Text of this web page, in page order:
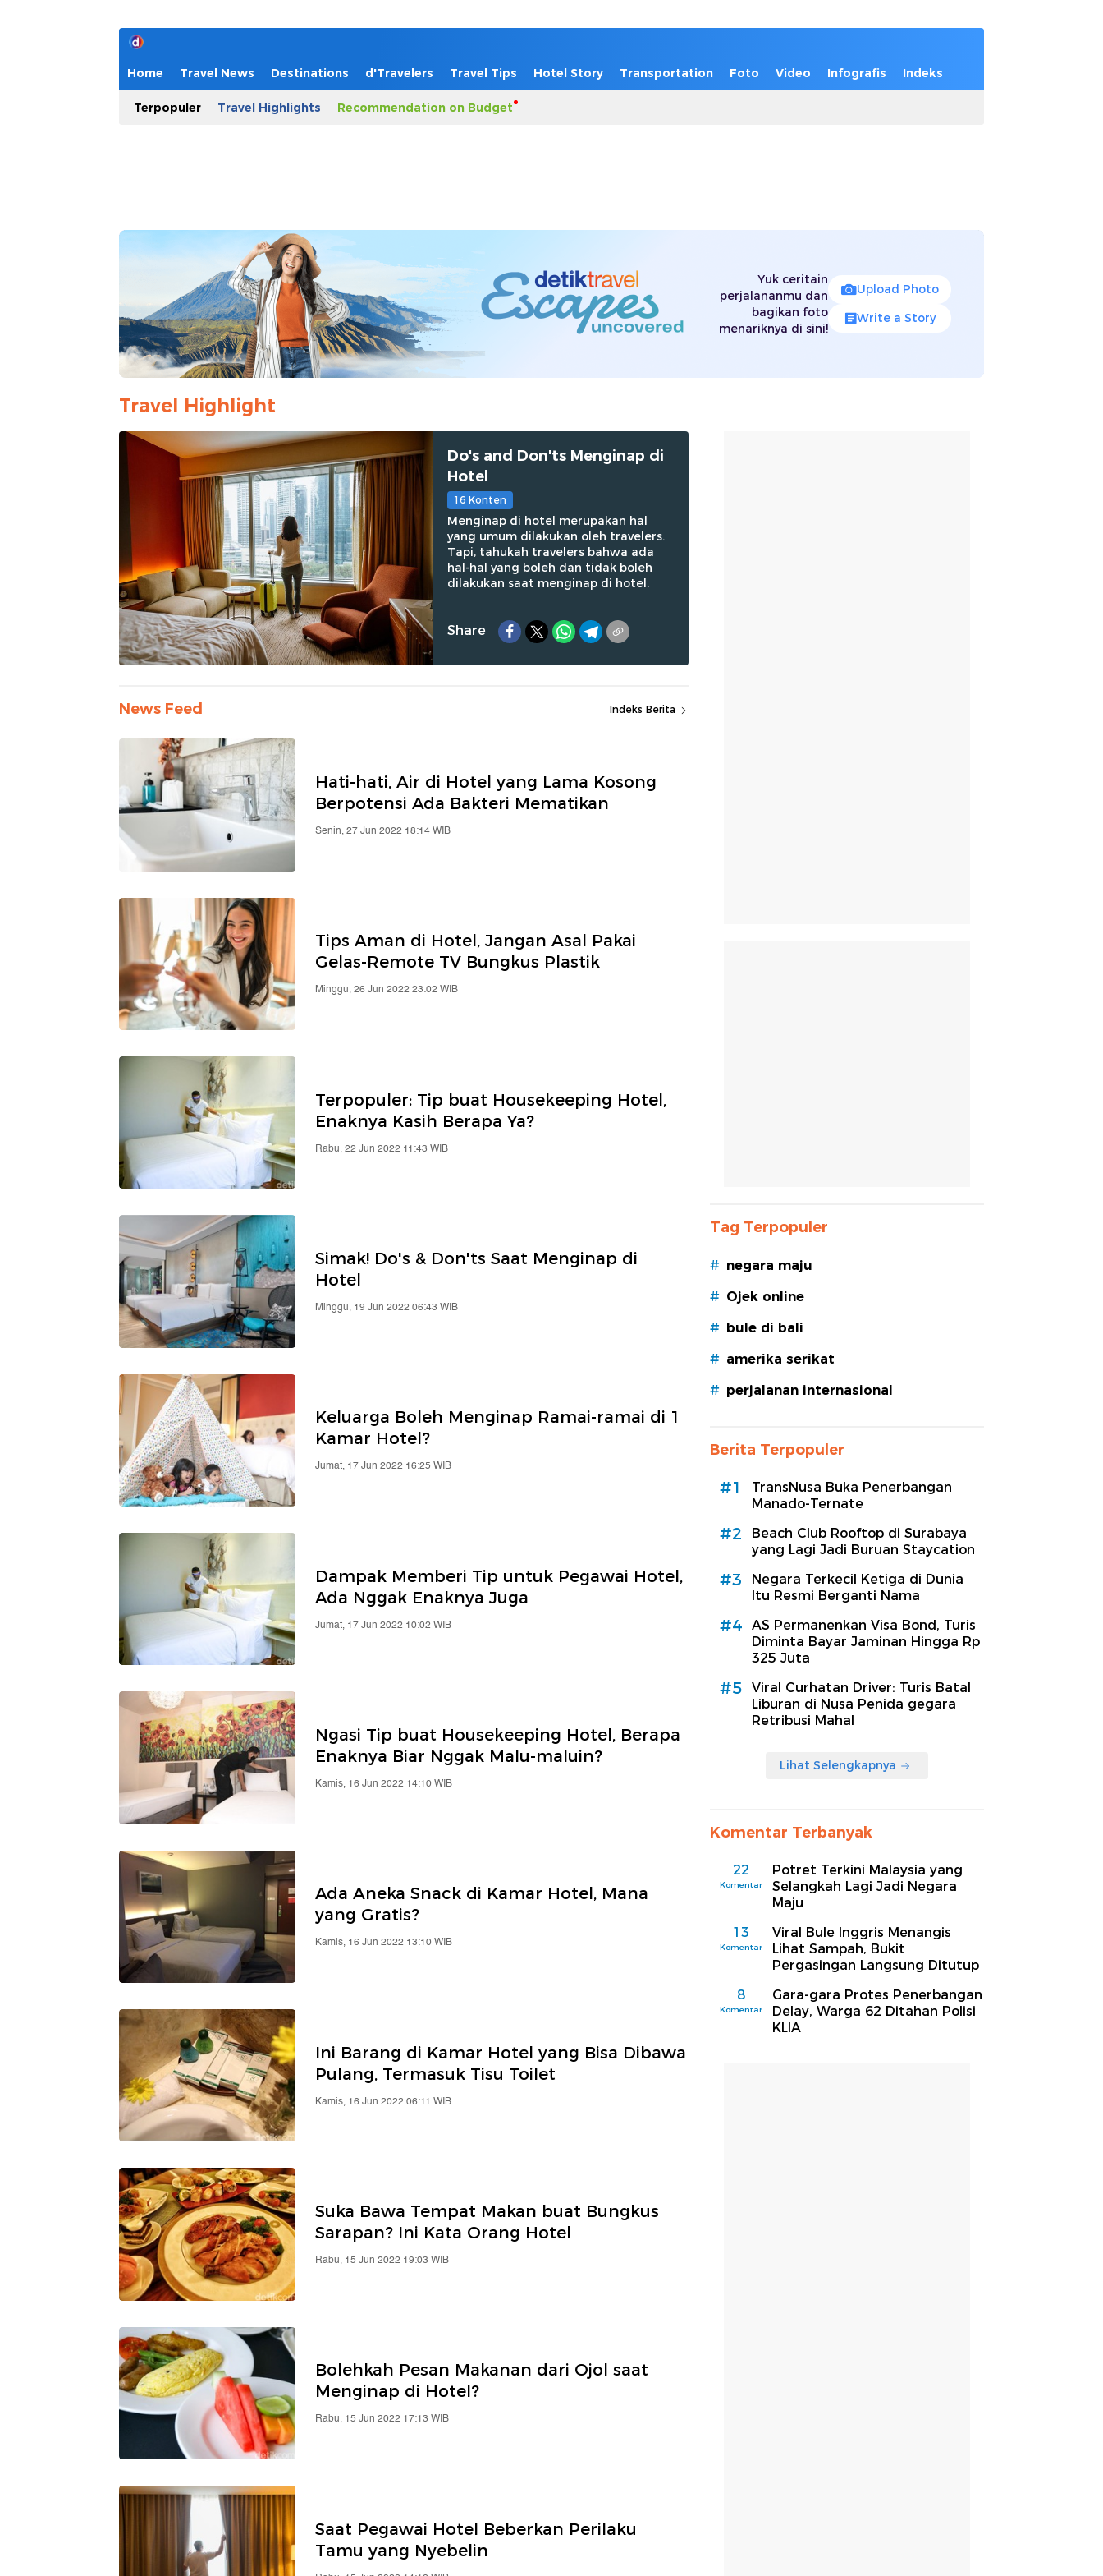
Home Travel News Destinations d'Travelers Travel Tips Hotel Story Transportation Foto Video Infografis Indeks
Terpopuler Travel Highlights Recommendation on Budget
Yuk ceritain
perjalananmu dan
bagikan foto
menariknya di sini!
Upload Photo
Write a Story
Travel Highlight
Do's and Don'ts Menginap di
Hotel
16 Konten
Menginap di hotel merupakan hal
yang umum dilakukan oleh travelers.
Tapi, tahukah travelers bahwa ada
hal-hal yang boleh dan tidak boleh
dilakukan saat menginap di hotel.
Share
News Feed Indeks Berita
Hati-hati, Air di Hotel yang Lama Kosong
Berpotensi Ada Bakteri Mematikan
Senin, 27 Jun 2022 18:14 WIB
Tips Aman di Hotel, Jangan Asal Pakai
Gelas-Remote TV Bungkus Plastik
Minggu, 26 Jun 2022 23:02 WIB
Terpopuler: Tip buat Housekeeping Hotel,
Enaknya Kasih Berapa Ya?
Rabu, 22 Jun 2022 11:43 WIB
Simak! Do's & Don'ts Saat Menginap di
Hotel
Minggu, 19 Jun 2022 06:43 WIB
Keluarga Boleh Menginap Ramai-ramai di 1
Kamar Hotel?
Jumat, 17 Jun 2022 16:25 WIB
Dampak Memberi Tip untuk Pegawai Hotel,
Ada Nggak Enaknya Juga
Jumat, 17 Jun 2022 10:02 WIB
Ngasi Tip buat Housekeeping Hotel, Berapa
Enaknya Biar Nggak Malu-maluin?
Kamis, 16 Jun 2022 14:10 WIB
Ada Aneka Snack di Kamar Hotel, Mana
yang Gratis?
Kamis, 16 Jun 2022 13:10 WIB
Ini Barang di Kamar Hotel yang Bisa Dibawa
Pulang, Termasuk Tisu Toilet
Kamis, 16 Jun 2022 06:11 WIB
Suka Bawa Tempat Makan buat Bungkus
Sarapan? Ini Kata Orang Hotel
Rabu, 15 Jun 2022 19:03 WIB
Bolehkah Pesan Makanan dari Ojol saat
Menginap di Hotel?
Rabu, 15 Jun 2022 17:13 WIB
Saat Pegawai Hotel Beberkan Perilaku
Tamu yang Nyebelin
Tag Terpopuler
# negara maju
# Ojek online
# bule di bali
# amerika serikat
# perjalanan internasional
Berita Terpopuler
#1
TransNusa Buka Penerbangan
Manado-Ternate
#2
Beach Club Rooftop di Surabaya
yang Lagi Jadi Buruan Staycation
#3
Negara Terkecil Ketiga di Dunia
Itu Resmi Berganti Nama
#4
AS Permanenkan Visa Bond, Turis
Diminta Bayar Jaminan Hingga Rp
325 Juta
#5
Viral Curhatan Driver: Turis Batal
Liburan di Nusa Penida gegara
Retribusi Mahal
Lihat Selengkapnya
Komentar Terbanyak
22
Komentar
Potret Terkini Malaysia yang
Selangkah Lagi Jadi Negara
Maju
13
Komentar
Viral Bule Inggris Menangis
Lihat Sampah, Bukit
Pergasingan Langsung Ditutup
8
Komentar
Gara-gara Protes Penerbangan
Delay, Warga 62 Ditahan Polisi
KLIA